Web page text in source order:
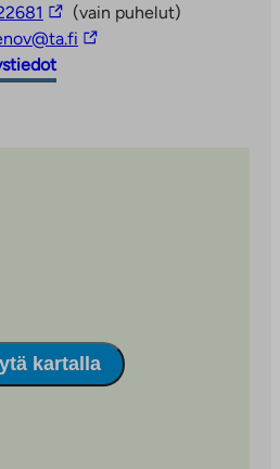
Linkki
vie
ulkopuoliseen
palveluun
(vain puhelut)
Linkki
kartalla